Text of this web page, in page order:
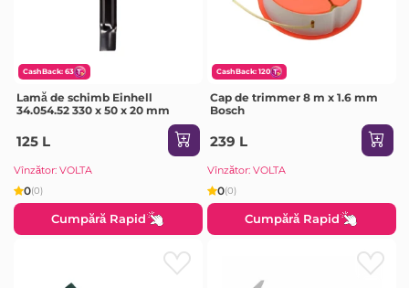
CashBack: 63
Lamă de schimb Einhell
34.054.52 330 x 50 x 20 mm
125 L
Vînzător: VOLTA
0(0)
Cumpără Rapid
CashBack: 120
Cap de trimmer 8 m x 1.6 mm
Bosch
239 L
Vînzător: VOLTA
0(0)
Cumpără Rapid